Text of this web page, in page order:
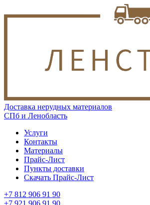
Доставка нерудных материалов
СПб и Ленобласть
Услуги
Контакты
Материалы
Прайс-Лист
Пункты доставки
Скачать Прайс-Лист
+7 812 906 91 90
+7 921 906 91 90